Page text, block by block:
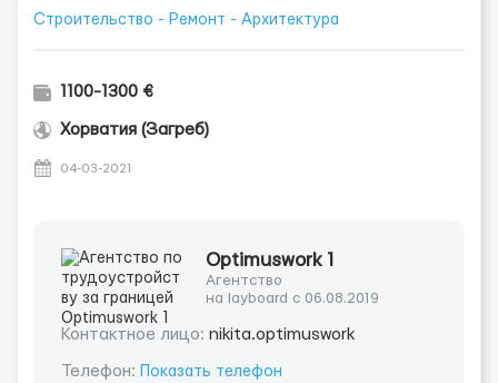
Строительство - Ремонт - Архитектура
1100-1300 €
Хорватия (Загреб)
04-03-2021
Optimuswork 1
Агентство
на layboard с 06.08.2019
Контактное лицо: nikita.optimuswork
Телефон: Показать телефон